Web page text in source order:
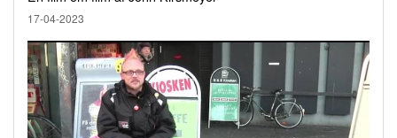
17-04-2023